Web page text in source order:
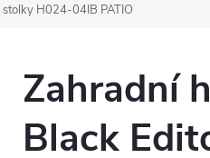
H024-04IB PATIO
Zahradní
Black